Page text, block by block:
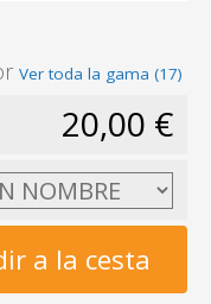
Ver toda la gama (17)
20,00 €
a la cesta